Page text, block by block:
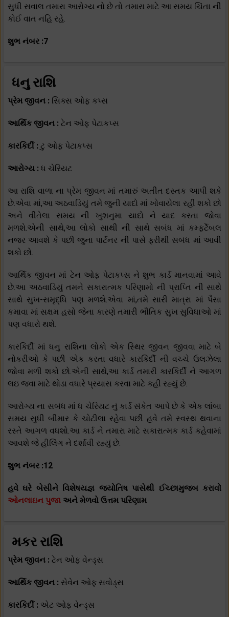
સુધી સવાલ તમારા આરોગ્ય નો છે તો તમારા માટે આ સમય ચિંતા ની
કોઈ વાત નહિ રહે.
શુભ નંબર :7
ધનુ રાશિ
પ્રેમ જીવન : સિક્સ ઓફ કપ્સ
આર્થિક જીવન : ટેન ઓફ પેટાકપ્સ
કારકિર્દી : ટુ ઓફ પેટાકપ્સ
આરોગ્ય : ધ ચેરિયટ
આ રાશિ વાળા ના પ્રેમ જીવન માં તમારું અતીત દસ્તક આપી શકે
છે.એવા માં,આ અઠવાડિયું તમે જુની યાદો માં ખોવાયેલા રહી શકો છો
અને વીતેલા સમય ની ખુશનુમા યાદો ને યાદ કરતા જોવા
મળશે.એની સાથે,આ લોકો સાથી ની સાથે સબંધ માં કમ્ફર્ટેબલ
નજર આવશે કે પછી જુના પાર્ટનર ની પાસે ફરીથી સબંધ માં આવી
શકો છો.
આર્થિક જીવન માં ટેન ઓફ પેટાકપ્સ ને શુભ કાર્ડ માનવામાં આવે
છે.આ અઠવાડિયું તમને સકારાત્મક પરિણામો ની પ્રાપ્તિ ની સાથે
સાથે સુખ-સમૃદ્ધિ પણ મળશે.એવા માં,તમે સારી માત્રા માં પૈસા
કમાવા માં સક્ષમ હસો જેના કારણે તમારી ભૌતિક સુખ સુવિધાઓ માં
પણ વધારો થશે.
કારકિર્દી માં ધનુ રાશિના લોકો એક સ્થિર જીવન જીવવા માટે બે
નોકરીઓ કે પછી એક કરતા વધારે કારકિર્દી ની વચ્ચે ઉલઝેલા
જોવા મળી શકો છો.એની સાથે,આ કાર્ડ તમારી કારકિર્દી ને આગળ
લઇ જવા માટે થોડા વધારે પ્રયાસ કરવા માટે કહી રહ્યું છે.
આરોગ્ય ના સબંધ માં ધ ચેરિયટ નું કાર્ડ સંકેત આપે છે કે એક લાંબા
સમય સુધી બીમાર કે ચોટીલા રહેવા પછી હવે તમે સ્વસ્થ થવાના
રસ્તે આગળ વધશો.આ કાર્ડ ને તમારા માટે સકારાત્મક કાર્ડ કહેવામાં
આવશે જે હીલિંગ ને દર્શાવી રહ્યું છે.
શુભ નંબર :12
હવે ઘરે બેસીને વિશેષયજ્ઞ જ્યોતિષ પાસેથી ઈચ્છામુજબ કરાવો
ઓનલાઇન પુજા અને મેળવો ઉત્તમ પરિણામ
મકર રાશિ
પ્રેમ જીવન : ટેન ઓફ વેન્ડ્સ
આર્થિક જીવન : સેવેન ઓફ સવોડ્સ
કારકિર્દી : એટ ઓફ વેન્ડ્સ